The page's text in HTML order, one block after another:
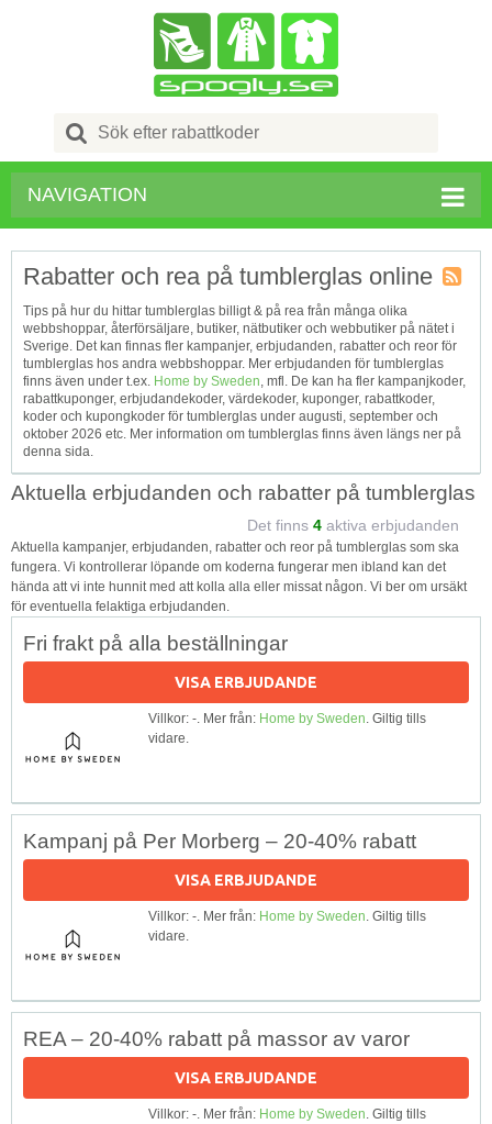
Search
for:
NAVIGATION
Tagg
RSS
Rabatter och rea på tumblerglas online
Tips på hur du hittar tumblerglas billigt & på rea från många olika
webbshoppar, återförsäljare, butiker, nätbutiker och webbutiker på nätet i
Sverige. Det kan finnas fler kampanjer, erbjudanden, rabatter och reor för
tumblerglas hos andra webbshoppar. Mer erbjudanden för tumblerglas
finns även under t.ex. Home by Sweden, mfl. De kan ha fler kampanjkoder,
rabattkuponger, erbjudandekoder, värdekoder, kuponger, rabattkoder,
koder och kupongkoder för tumblerglas under augusti, september och
oktober 2026 etc. Mer information om tumblerglas finns även längs ner på
denna sida.
Aktuella erbjudanden och rabatter på tumblerglas
Det finns 4 aktiva erbjudanden
Aktuella kampanjer, erbjudanden, rabatter och reor på tumblerglas som ska
fungera. Vi kontrollerar löpande om koderna fungerar men ibland kan det
hända att vi inte hunnit med att kolla alla eller missat någon. Vi ber om ursäkt
för eventuella felaktiga erbjudanden.
Fri frakt på alla beställningar
VISA ERBJUDANDE
Villkor: -. Mer från: Home by Sweden. Giltig tills
vidare.
Kampanj på Per Morberg – 20-40% rabatt
VISA ERBJUDANDE
Villkor: -. Mer från: Home by Sweden. Giltig tills
vidare.
REA – 20-40% rabatt på massor av varor
VISA ERBJUDANDE
Villkor: -. Mer från: Home by Sweden. Giltig tills